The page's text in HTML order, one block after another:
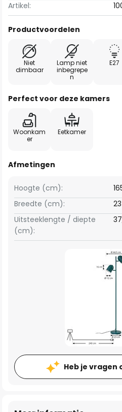
Artikel:
Productvoordelen
Niet
dimbaar
Lamp niet
inbegrepe
n
E27
Perfect voor deze kamers
Woonkam
er
Eetkamer
Afmetingen
Breedte (cm): 23
Hoogte (cm):
Uitsteeklengte / diepte
(cm):
Heb je vragen